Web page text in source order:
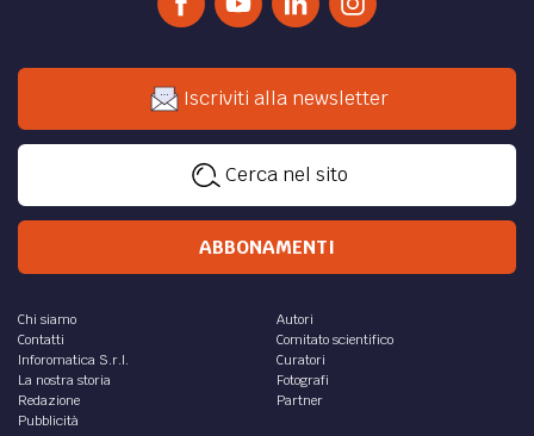
Iscriviti alla newsletter
Cerca nel sito
ABBONAMENTI
Chi siamo
Contatti
Inforomatica S.r.l.
La nostra storia
Redazione
Pubblicità
Autori
Comitato scientifico
Curatori
Fotografi
Partner